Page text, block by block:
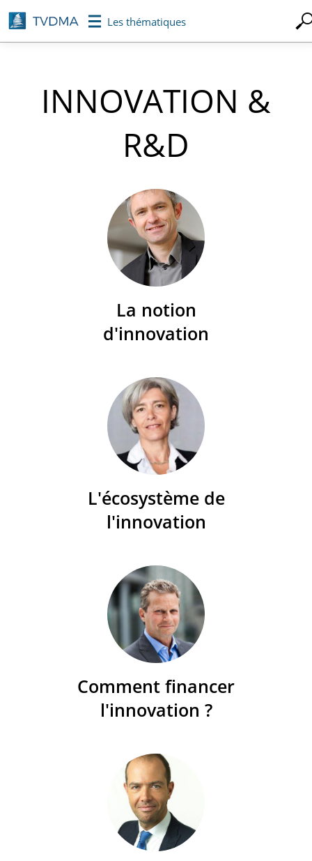
Aller
au
contenu
Les thématiques
INNOVATION &
R&D
La notion
d'innovation
L'écosystème de
l'innovation
Comment financer
l'innovation ?